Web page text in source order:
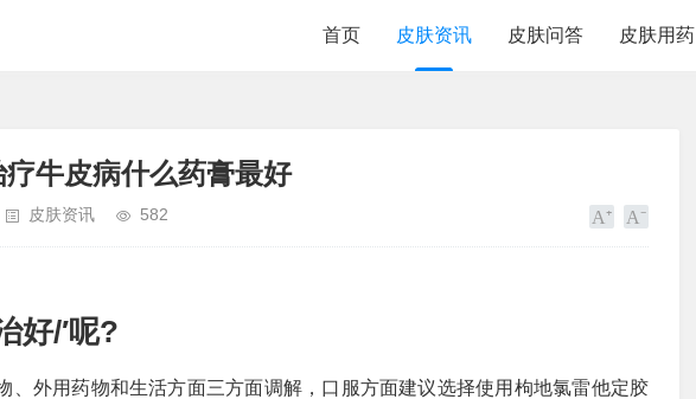
首页 皮肤资讯 皮肤问答 皮肤用药
牛皮病什么药膏最好
皮肤资讯 582
好/′呢?
、外用药物和生活方面三方面调解，口服方面建议选择使用枸地氯雷他定胶